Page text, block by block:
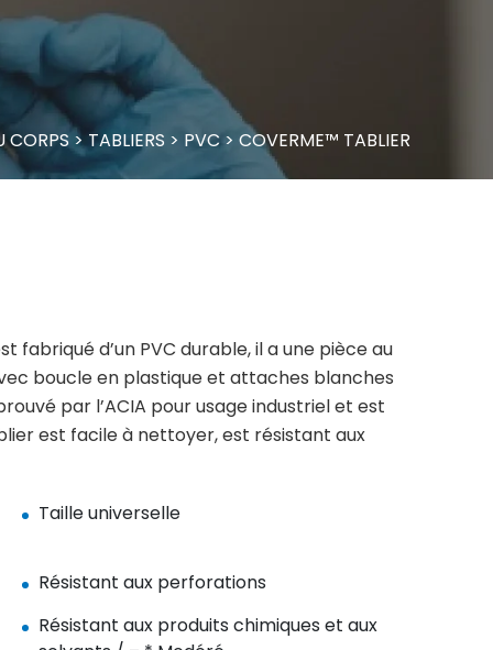
CORPS>TABLIERS > PVC> COVERME™ TABLIER
fabriqué d’un PVC durable, il a une pièce au
boucle en plastique et attaches blanches
par l’ACIA pour usage industriel et est
est facile à nettoyer, est résistant aux
Taille universelle
Résistant aux perforations
Résistant aux produits chimiques et aux